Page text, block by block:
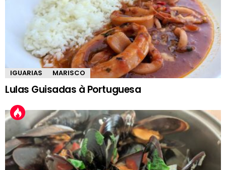
IGUARIAS MARISCO
Lulas Guisadas à Portuguesa